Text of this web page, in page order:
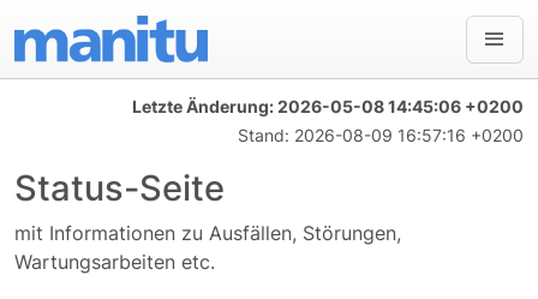
Letzte Änderung:2026-05-08 14:45:06 +0200
Stand: 2026-08-09 16:57:16 +0200
Status-Seite
mit Informationen zu Ausfällen, Störungen,
Wartungsarbeiten etc.